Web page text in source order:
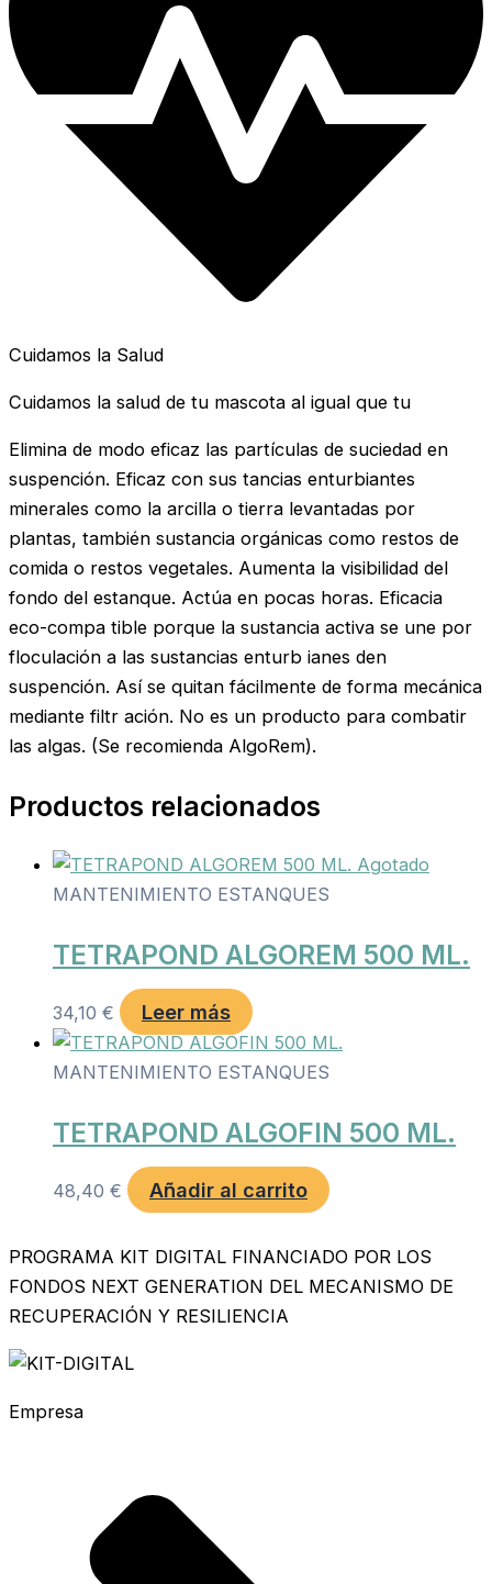
Cuidamos la Salud
Cuidamos la salud de tu mascota al igual que tu
Elimina de modo eficaz las partículas de suciedad en
suspención. Eficaz con sus tancias enturbiantes
minerales como la arcilla o tierra levantadas por
plantas, también sustancia orgánicas como restos de
comida o restos vegetales. Aumenta la visibilidad del
fondo del estanque. Actúa en pocas horas. Eficacia
eco-compa tible porque la sustancia activa se une por
floculación a las sustancias enturb ianes den
suspención. Así se quitan fácilmente de forma mecánica
mediante filtr ación. No es un producto para combatir
las algas. (Se recomienda AlgoRem).
Productos relacionados
Agotado
MANTENIMIENTO ESTANQUES
TETRAPOND ALGOREM 500 ML.
34,10 € Leer más
MANTENIMIENTO ESTANQUES
TETRAPOND ALGOFIN 500 ML.
48,40 € Añadir al carrito
PROGRAMA KIT DIGITAL FINANCIADO POR LOS
FONDOS NEXT GENERATION DEL MECANISMO DE
RECUPERACIÓN Y RESILIENCIA
Empresa